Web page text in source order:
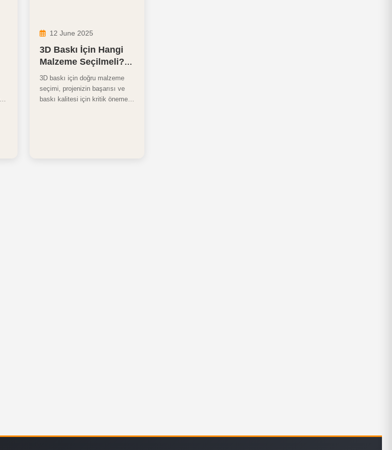
12 June 2025
3D Baskı İçin Hangi
Malzeme Seçilmeli?
Kullanım Alanlarına
Göre Malzeme
Rehberi
3D baskı için doğru malzeme
seçimi, projenizin başarısı ve
baskı kalitesi için kritik öneme